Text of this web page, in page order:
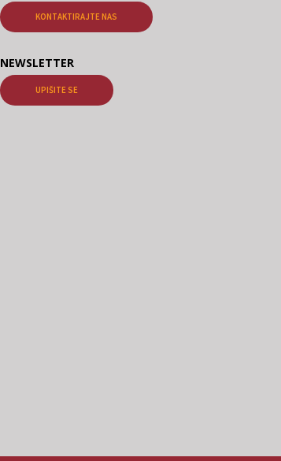
KONTAKTIRAJTE NAS
NEWSLETTER
UPIŠITE SE